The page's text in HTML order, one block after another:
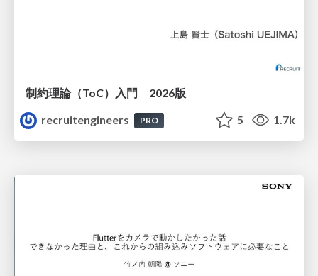
制約理論（ToC）入門 2026版
recruitengineers
PRO 5 1.7k